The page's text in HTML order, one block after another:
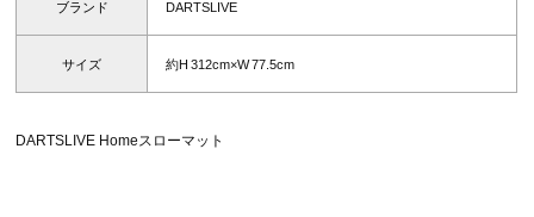
ブランド DARTSLIVE
サイズ 約H 312cm×W 77.5cm
DARTSLIVE Homeスローマット